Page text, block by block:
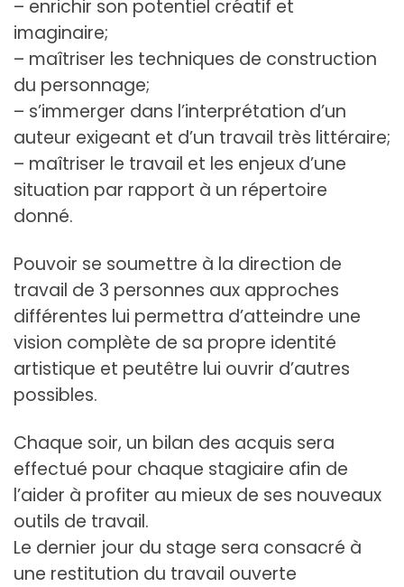
– enrichir son potentiel créatif et
imaginaire;
– maîtriser les techniques de construction
du personnage;
– s’immerger dans l’interprétation d’un
auteur exigeant et d’un travail très littéraire;
– maîtriser le travail et les enjeux d’une
situation par rapport à un répertoire
donné.
Pouvoir se soumettre à la direction de
travail de 3 personnes aux approches
différentes lui permettra d’atteindre une
vision complète de sa propre identité
artistique et peut­être lui ouvrir d’autres
possibles.
Chaque soir, un bilan des acquis sera
effectué pour chaque stagiaire afin de
l’aider à profiter au mieux de ses nouveaux
outils de travail.
Le dernier jour du stage sera consacré à
une restitution du travail ouverte